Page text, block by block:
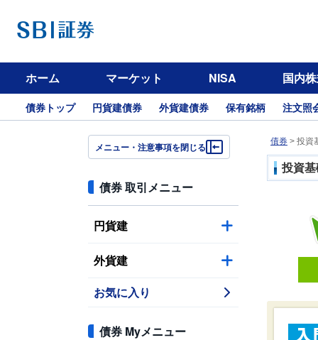
ホーム マーケット NISA 国内
債券トップ 円貨建債券 外貨建債券 保有銘柄 注文照
メニュー・注意事項を閉じる
債券 取引メニュー
円貨建
外貨建
お気に入り
債券 Myメニュー
債券 > 投資
投資